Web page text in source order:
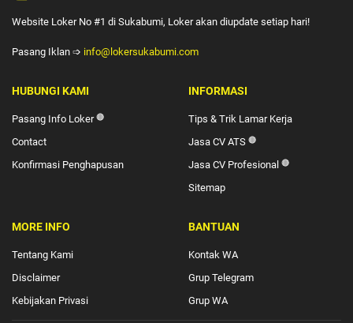
Website Loker No #1 di Sukabumi, Loker akan diupdate setiap hari!
Pasang Iklan ➩ info@lokersukabumi.com
HUBUNGI KAMI
Pasang Info Loker🔴
Contact
Konfirmasi Penghapusan
INFORMASI
Tips & Trik Lamar Kerja
Jasa CV ATS 🔴
Jasa CV Profesional 🔴
Sitemap
MORE INFO
Tentang Kami
Disclaimer
Kebijakan Privasi
BANTUAN
Kontak WA
Grup Telegram
Grup WA